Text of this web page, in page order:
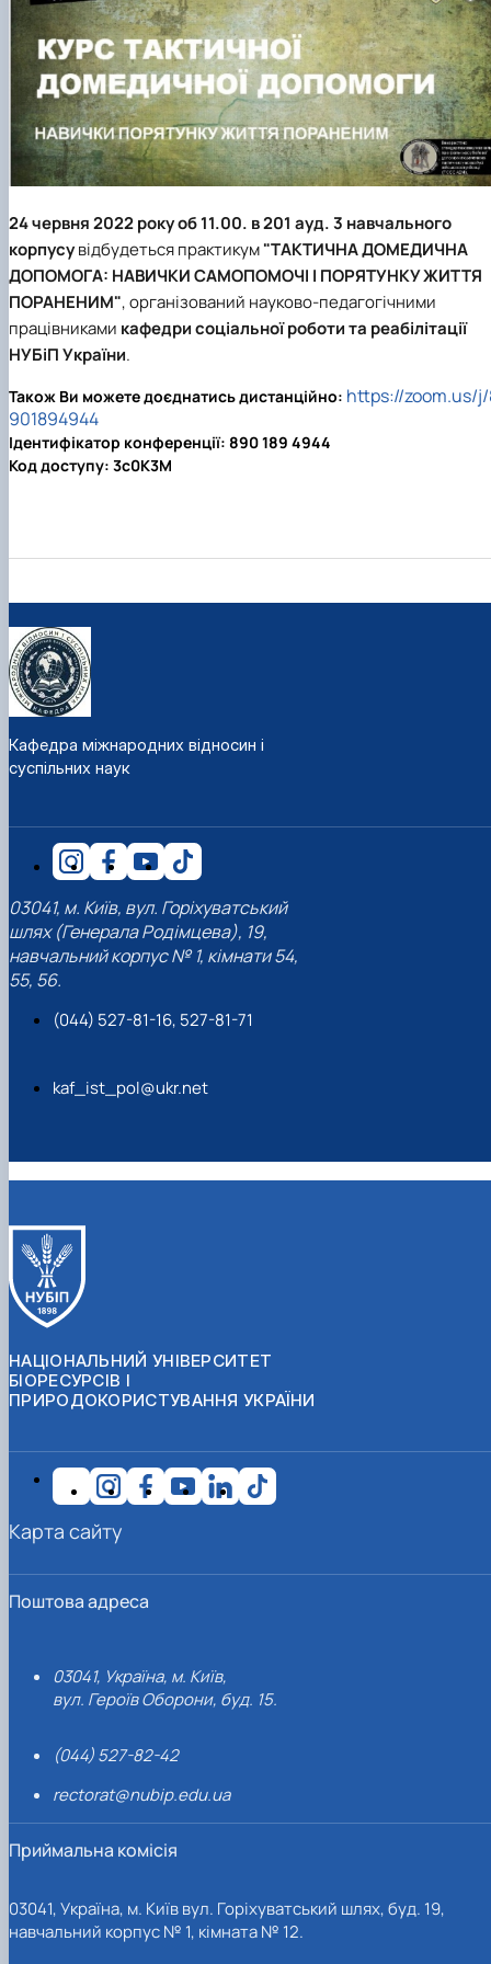
Підготовка до вступу в аспірантуру
Правила прийому 2026
Контактні дані
Профорієнтаційна діяльність
Профорієнтаційна робота
Дні відкритих дверей
Інформація і політика
HistoryEU
24 червня 2022 року об 11.00. в 201 ауд. 3 навчального
корпусувідбудеться практикум"ТАКТИЧНА ДОМЕДИЧНА
ДОПОМОГА: НАВИЧКИ САМОПОМОЧІ І ПОРЯТУНКУ ЖИТТЯ
ПОРАНЕНИМ",організований науково-педагогічними
працівниками кафедри соціальної роботи та реабілітації
НУБіП України.
Також Ви можете доєднатись дистанційно: https://zoom.us/
901894944
Ідентифікатор конференції: 890 189 4944
Код доступу: 3c0K3M
Кафедра міжнародних відносин і
суспільних наук
03041, м. Київ, вул. Горіхуватський
шлях (Генерала Родімцева), 19,
навчальний корпус № 1, кімнати 54,
55, 56.
(044) 527-81-16, 527-81-71
kaf_ist_pol@ukr.net
НАЦІОНАЛЬНИЙ УНІВЕРСИТЕТ
БІОРЕСУРСІВ І
ПРИРОДОКОРИСТУВАННЯ УКРАЇНИ
Поштова адреса
03041, Україна, м. Київ,
вул. Героїв Оборони, буд. 15.
(044) 527-82-42
rectorat@nubip.edu.ua
Приймальна комісія
03041, Україна, м. Київ вул. Горіхуватський шлях, буд. 19,
навчальний корпус № 1, кімната № 12.
Карта сайту